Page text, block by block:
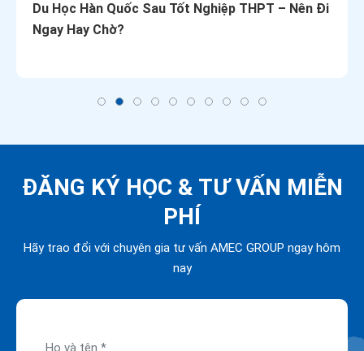
Du Học Hàn Quốc Sau Tốt Nghiệp THPT – Nên Đi
Ngay Hay Chờ?
ĐĂNG KÝ HỌC & TƯ VẤN MIỄN
PHÍ
Hãy trao đổi với chuyên gia tư vấn AMEC GROUP ngay hôm
nay